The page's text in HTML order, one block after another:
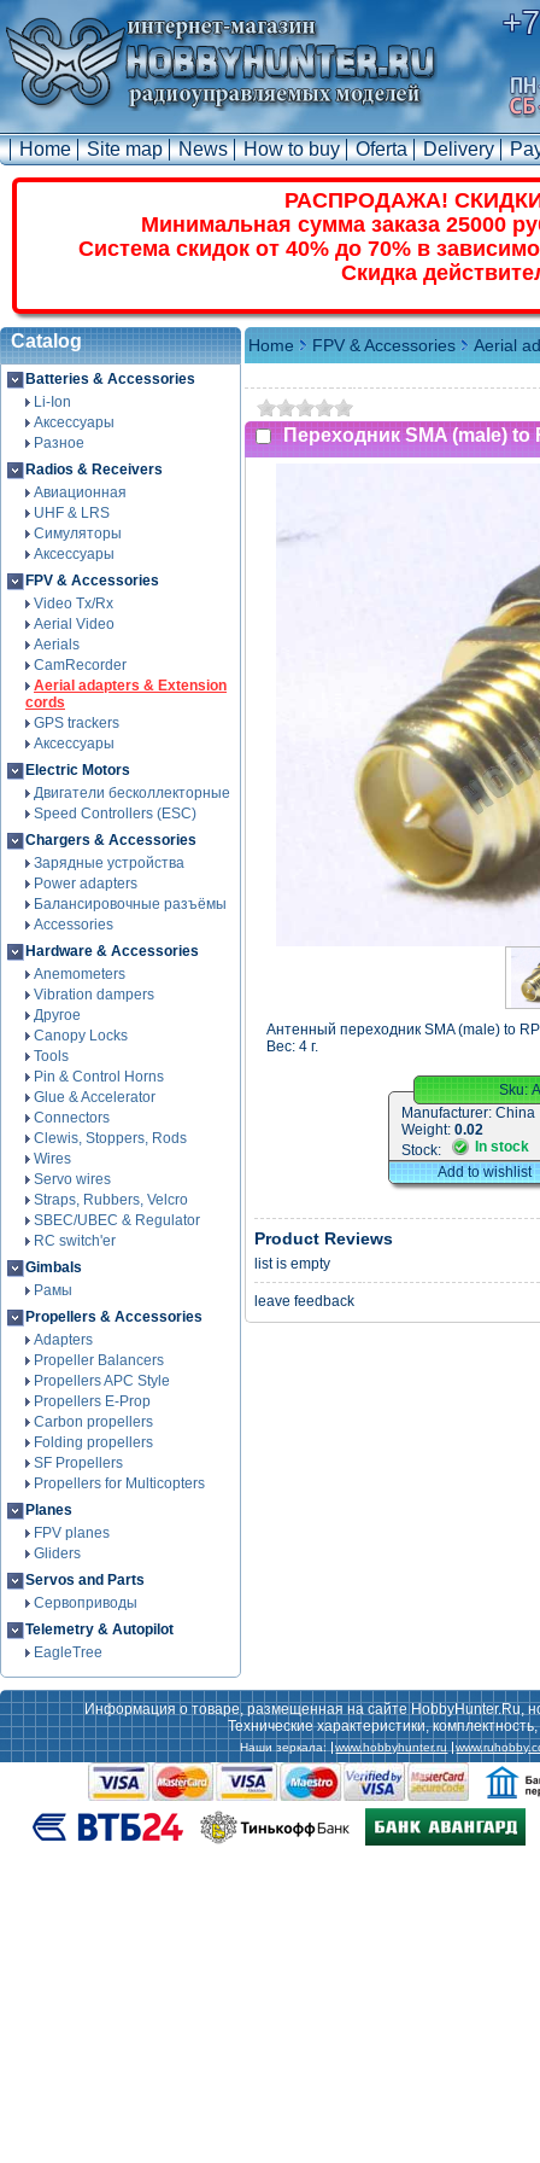
Home Site map News How to buy Oferta Delivery
РАСПРОДАЖА!
Минимальная сумма заказа 25000
Система скидок от 40% до 70% в
Скидка
Catalog
Batteries & Accessories
Li-Ion
Аксессуары
Разное
Radios & Receivers
Авиационная
UHF & LRS
Симуляторы
Аксессуары
FPV & Accessories
Video Tx/Rx
Aerial Video
Aerials
CamRecorder
Aerial adapters & Extension
cords
GPS trackers
Аксессуары
Electric Motors
Двигатели бесколлекторные
Speed Controllers (ESC)
Chargers & Accessories
Зарядные устройства
Power adapters
Балансировочные разъёмы
Accessories
Hardware & Accessories
Anemometers
Vibration dampers
Другое
Canopy Locks
Tools
Pin & Control Horns
Glue & Accelerator
Connectors
Clewis, Stoppers, Rods
Wires
Servo wires
Straps, Rubbers, Velcro
SBEC/UBEC & Regulator
RC switch'er
Gimbals
Рамы
Propellers & Accessories
Adapters
Propeller Balancers
Propellers APC Style
Propellers E-Prop
Carbon propellers
Folding propellers
SF Propellers
Propellers for Multicopters
Planes
FPV planes
Gliders
Servos and Parts
Сервоприводы
Telemetry & Autopilot
EagleTree
Home FPV & Accessories Aerial
Переходник SMA (male) to
Антенный переходник SMA (male) to
Вес: 4 г.
Sku:
Manufacturer: China
Weight: 0.02
Stock:
In stock
Add to wishlist
Product Reviews
list is empty
leave feedback
Информация о товаре, размещенная на сайте HobbyHunter.Ru,
Технические характеристики,
Наши зеркала: www.hobbyhunter.ru